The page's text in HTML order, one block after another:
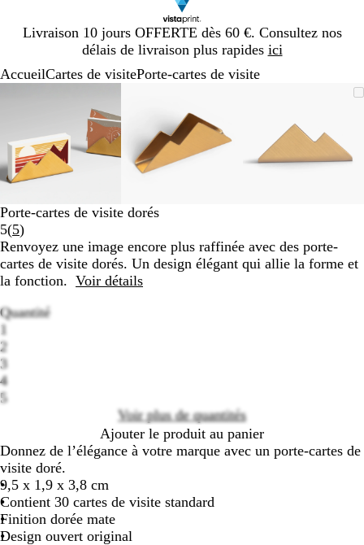
Livraison 10 jours OFFERTE dès 60 €. Consultez nos
délais de livraison plus rapides ici
Diapositive
1
AccueilCartes de visitePorte-cartes de visite
zoomable
minimum
développer
touches
plus
et
moins
zoomer
les
touches
fléchées
minimum
développer
touches
plus
et
les
touches
plus
et
les
touches
Porte-cartes de visite dorés
5(5Lire
les
5
avis
)
Renvoyez une image encore plus raffinée avec des porte-
cartes de visite dorés. Un design élégant qui allie la forme et
la fonction. Voir détails
Quantité
1
2
3
4
5
Voir plus de quantités
Ajouter le produit au panier
Donnez de l’élégance à votre marque avec un porte-cartes de
visite doré.
9,5 x 1,9 x 3,8 cm
Contient 30 cartes de visite standard
Finition dorée mate
Design ouvert original